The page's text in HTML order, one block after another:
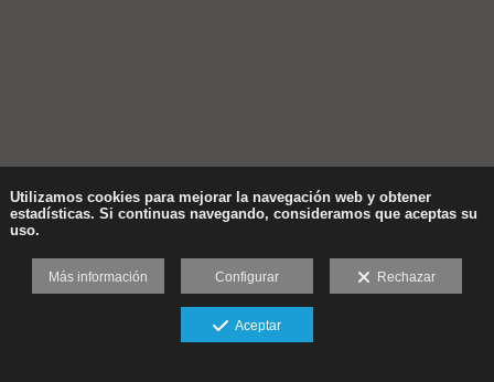
Utilizamos cookies para mejorar la navegación web y obtener
estadísticas. Si continuas navegando, consideramos que aceptas su
uso.
Más información Configurar Rechazar
Aceptar